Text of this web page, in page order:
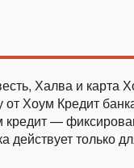
Халва и карта
Хоум Кредит
кредит —
только